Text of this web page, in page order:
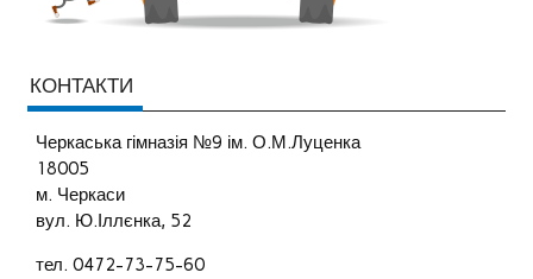
КОНТАКТИ
Черкаська гімназія №9 ім. О.М.Луценка
18005
м. Черкаси
вул. Ю.Іллєнка, 52
тел. 0472-73-75-60